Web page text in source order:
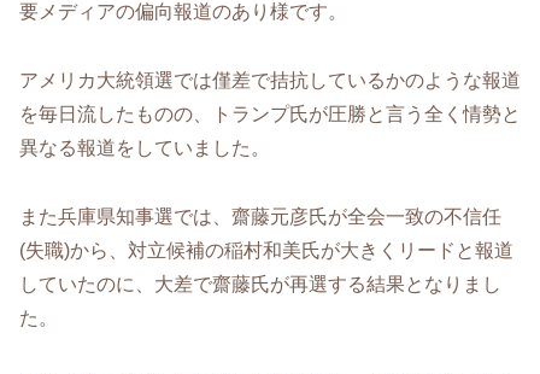
要メディアの偏向報道のあり様です。
アメリカ大統領選では僅差で拮抗しているかのような報道
を毎日流したものの、トランプ氏が圧勝と言う全く情勢と
異なる報道をしていました。
また兵庫県知事選では、齋藤元彦氏が全会一致の不信任
(失職)から、対立候補の稲村和美氏が大きくリードと報道
していたのに、大差で齋藤氏が再選する結果となりまし
た。